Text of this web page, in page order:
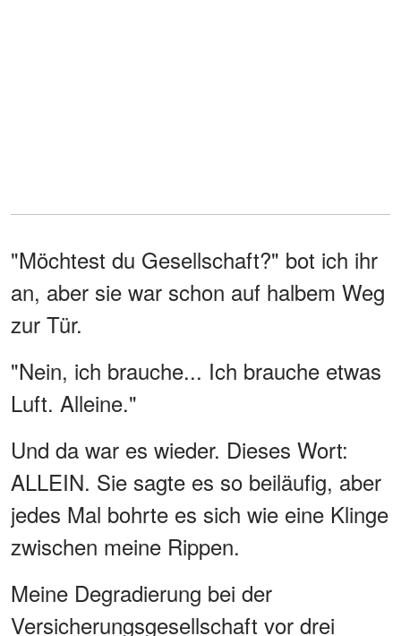
"Möchtest du Gesellschaft?" bot ich ihr
an, aber sie war schon auf halbem Weg
zur Tür.
"Nein, ich brauche... Ich brauche etwas
Luft. Alleine."
Und da war es wieder. Dieses Wort:
ALLEIN. Sie sagte es so beiläufig, aber
jedes Mal bohrte es sich wie eine Klinge
zwischen meine Rippen.
Meine Degradierung bei der
Versicherungsgesellschaft vor drei